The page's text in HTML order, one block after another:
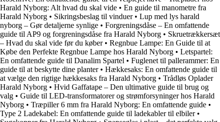
Harald Nyborg: Alt hvad du skal vide • En guide til manometre fra
Harald Nyborg • Sikringsbeslag til vinduer• Lup med lys harald
nyborg – Gør detaljerne synlige • Forgreningsdåse – En omfattende
guide til AP9 og forgreningsdåse fra Harald Nyborg • Skruetrækkersæt
– Hvad du skal vide før du køber• Regnbue Lampe: En Guide til at
Købe den Perfekte Regnbue Lampe hos Harald Nyborg • Letspartel:
En omfattende guide til Danalim Spartel • Fuglenet til pallerammer: En
guide til at beskytte dine planter• Hækkesaks: En omfattende guide til
at vælge den rigtige hækkesaks fra Harald Nyborg • Trådløs Oplader
Harald Nyborg • Hvid Gaffatape – Den ultimative guide til brug og
valg • Guide til LED-transformatorer og strømforsyninger hos Harald
Nyborg • Træpiller 6 mm fra Harald Nyborg: En omfattende guide •
Type 2 Ladekabel: En omfattende guide til ladekabler til elbiler•